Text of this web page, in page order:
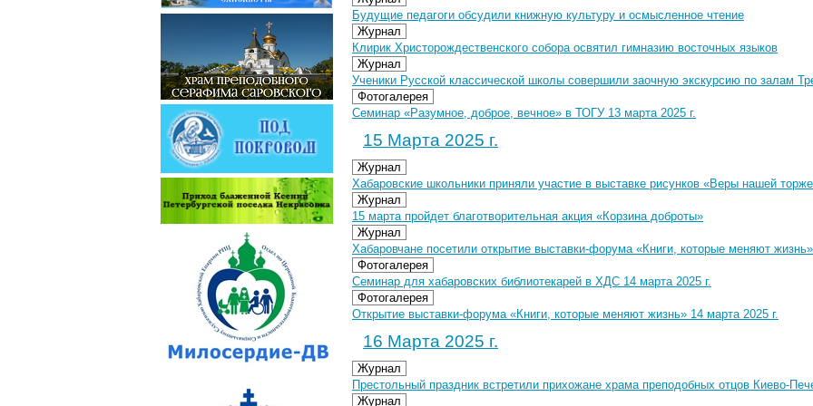
Будущие педагоги обсудили книжную культуру и осмысленное чтение
Журнал
Клирик Христорождественского собора освятил гимназию восточных языков
Журнал
Ученики Русской классической школы совершили заочную экскурсию по залам
Фотогалерея
Семинар «Разумное, доброе, вечное» в ТОГУ 13 марта 2025 г.
15 Марта 2025 г.
Журнал
Хабаровские школьники приняли участие в выставке рисунков «Веры нашей
Журнал
15 марта пройдет благотворительная акция «Корзина доброты»
Журнал
Хабаровчане посетили открытие выставки-форума «Книги, которые меняют жизнь»
Фотогалерея
Семинар для хабаровских библиотекарей в ХДС 14 марта 2025 г.
Фотогалерея
Открытие выставки-форума «Книги, которые меняют жизнь» 14 марта 2025 г.
16 Марта 2025 г.
Журнал
Престольный праздник встретили прихожане храма преподобных отцов Киево-
Журнал